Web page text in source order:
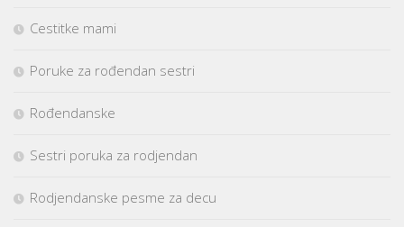
Cestitke mami
Poruke za rođendan sestri
Rođendanske
Sestri poruka za rodjendan
Rodjendanske pesme za decu